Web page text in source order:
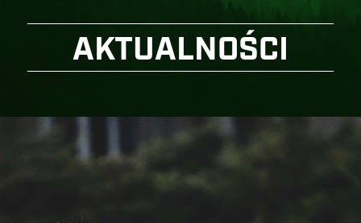
AKTUALNOŚCI